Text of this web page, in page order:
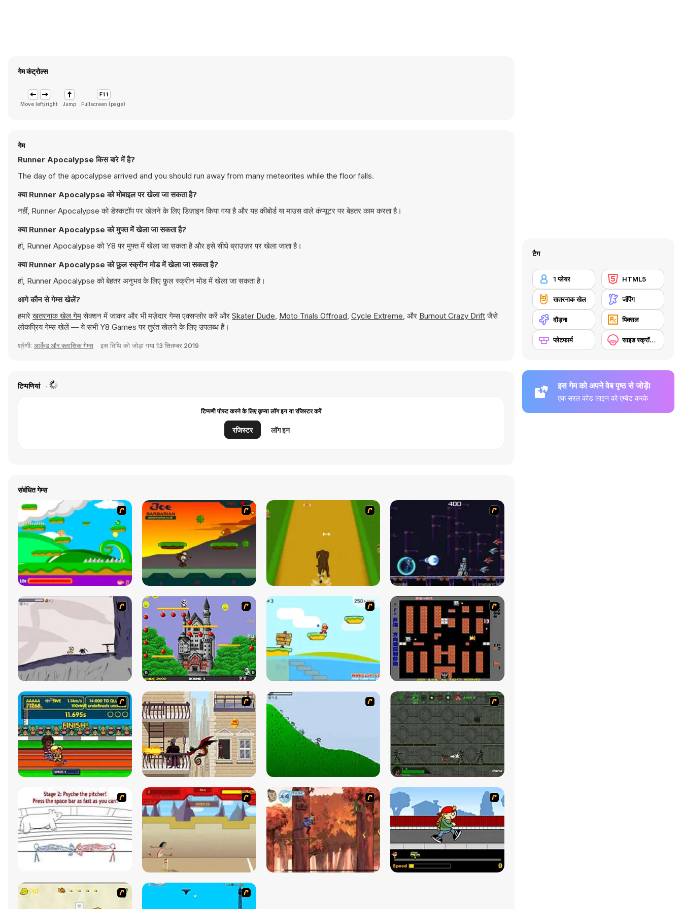
गेम कंट्रोल्स
Move left/right Jump Fullscreen (page)
गेम
Runner Apocalypse किस बारे में है?
The day of the apocalypse arrived and you should run away from many meteorites while the floor falls.
क्या Runner Apocalypse को मोबाइल पर खेला जा सकता है?
नहीं, Runner Apocalypse को डेस्कटॉप पर खेलने के लिए डिज़ाइन किया गया है और यह कीबोर्ड या माउस वाले कंप्यूटर पर बेहतर काम करता है।
क्या Runner Apocalypse को मुफ्त में खेला जा सकता है?
हां, Runner Apocalypse को Y8 पर मुफ्त में खेला जा सकता है और इसे सीधे ब्राउज़र पर खेला जाता है।
क्या Runner Apocalypse को फ़ुल स्क्रीन मोड में खेला जा सकता है?
हां, Runner Apocalypse को बेहतर अनुभव के लिए फ़ुल स्क्रीन मोड में खेला जा सकता है।
आगे कौन से गेम्स खेलें?
हमारेखतरनाक खेल गेमसेक्शन में जाकर और भी मज़ेदार गेम्स एक्सप्लोर करें और Skater Dude, Moto Trials Offroad, Cycle Extreme, और Burnout Crazy Driftजैसे
लोकप्रिय गेम्स खेलें — ये सभी Y8 Games पर तुरंत खेलने के लिए उपलब्ध हैं।
श्रेणी: आर्केड और क्लासिक गेम्स इस तिथि को जोड़ा गया 13 सितम्बर 2019
टिप्पणियां
टिप्पणी पोस्ट करने के लिए कृप्या लॉग इन या रजिस्टर करें
रजिस्टर लॉग इन
संबंधित गेम्स
टैग
1 प्लेयर HTML5
खतरनाक खेल जंपिंग
दौड़ना पिक्सल
प्लेटफार्म साइड स्क्रॉलिंग
इस गेम को अपने वेब पृष्ठ से जोड़ें!
एक सरल कोड लाइन को एम्बेड करके